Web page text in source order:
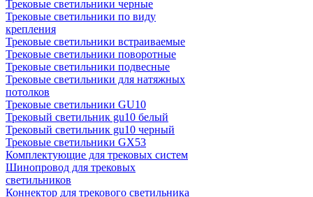
Трековые светильники черные
Трековые светильники по виду
крепления
Трековые светильники встраиваемые
Трековые светильники поворотные
Трековые светильники подвесные
Трековые светильники для натяжных
потолков
Трековые светильники GU10
Трековый светильник gu10 белый
Трековый светильник gu10 черный
Трековые светильники GX53
Комплектующие для трековых систем
Шинопровод для трековых
светильников
Коннектор для трекового светильника